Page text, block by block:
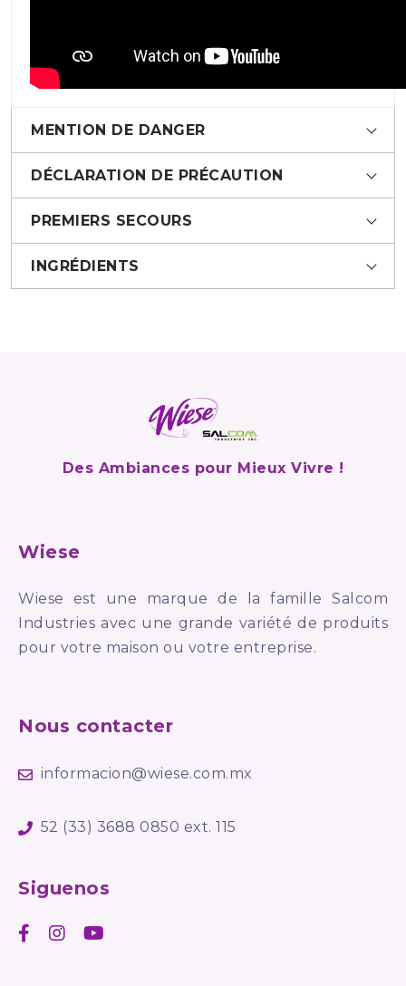
MENTION DE DANGER
DÉCLARATION DE PRÉCAUTION
PREMIERS SECOURS
INGRÉDIENTS
Des Ambiances pour Mieux Vivre !
Wiese
Wiese est une marque de la famille Salcom
Industries avec une grande variété de produits
pour votre maison ou votre entreprise.
Nous contacter
informacion@wiese.com.mx
52 (33) 3688 0850 ext. 115
Siguenos